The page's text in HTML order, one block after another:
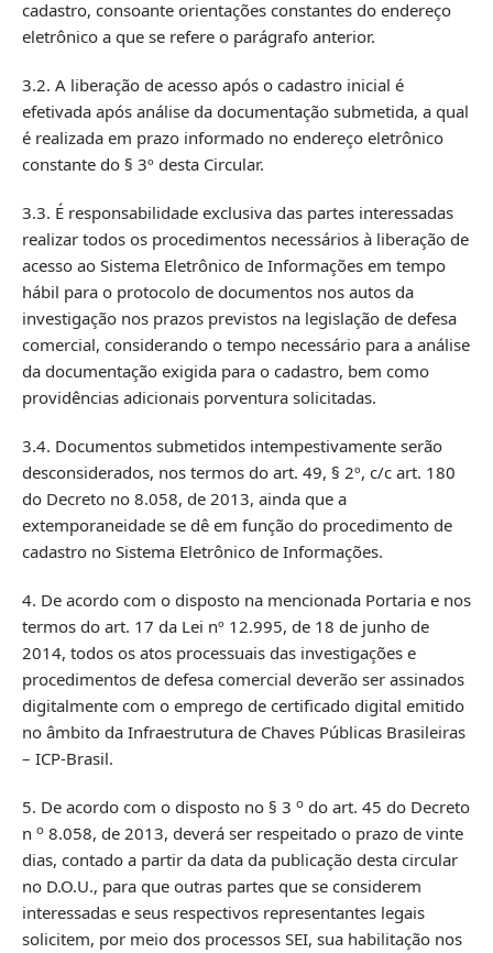
cadastro, consoante orientações constantes do endereço
eletrônico a que se refere o parágrafo anterior.
3.2. A liberação de acesso após o cadastro inicial é
efetivada após análise da documentação submetida, a qual
é realizada em prazo informado no endereço eletrônico
constante do § 3º desta Circular.
3.3. É responsabilidade exclusiva das partes interessadas
realizar todos os procedimentos necessários à liberação de
acesso ao Sistema Eletrônico de Informações em tempo
hábil para o protocolo de documentos nos autos da
investigação nos prazos previstos na legislação de defesa
comercial, considerando o tempo necessário para a análise
da documentação exigida para o cadastro, bem como
providências adicionais porventura solicitadas.
3.4. Documentos submetidos intempestivamente serão
desconsiderados, nos termos do art. 49, § 2º, c/c art. 180
do Decreto no 8.058, de 2013, ainda que a
extemporaneidade se dê em função do procedimento de
cadastro no Sistema Eletrônico de Informações.
4. De acordo com o disposto na mencionada Portaria e nos
termos do art. 17 da Lei nº 12.995, de 18 de junho de
2014, todos os atos processuais das investigações e
procedimentos de defesa comercial deverão ser assinados
digitalmente com o emprego de certificado digital emitido
no âmbito da Infraestrutura de Chaves Públicas Brasileiras
– ICP-Brasil.
5. De acordo com o disposto no § 3 o do art. 45 do Decreto
n o 8.058, de 2013, deverá ser respeitado o prazo de vinte
dias, contado a partir da data da publicação desta circular
no D.O.U., para que outras partes que se considerem
interessadas e seus respectivos representantes legais
solicitem, por meio dos processos SEI, sua habilitação nos